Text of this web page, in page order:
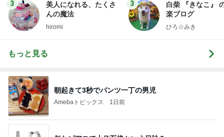
3
美人になれる、たくさ
んの魔法
hiromi
3
白柴 『きなこ』
楽ブログ
ひろ☆みき
もっと見る
朝起きて3秒でパンツ一丁の男児
Amebaトピックス 1日前